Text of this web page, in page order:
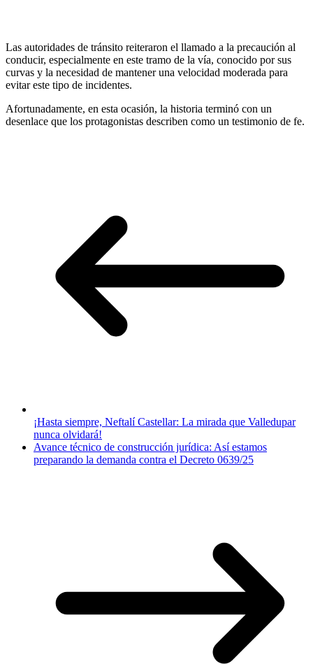
Las autoridades de tránsito reiteraron el llamado a la precaución al
conducir, especialmente en este tramo de la vía, conocido por sus
curvas y la necesidad de mantener una velocidad moderada para
evitar este tipo de incidentes.
Afortunadamente, en esta ocasión, la historia terminó con un
desenlace que los protagonistas describen como un testimonio de fe.
¡Hasta siempre, Neftalí Castellar: La mirada que Valledupar
nunca olvidará!
Avance técnico de construcción jurídica: Así estamos
preparando la demanda contra el Decreto 0639/25